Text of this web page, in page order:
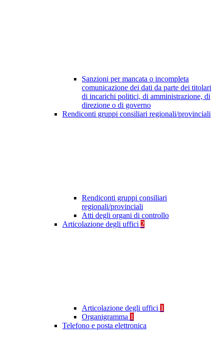
Sanzioni per mancata o incompleta
comunicazione dei dati da parte dei titolari
di incarichi politici, di amministrazione, di
direzione o di governo
Rendiconti gruppi consiliari regionali/provinciali
Rendiconti gruppi consiliari
regionali/provinciali
Atti degli organi di controllo
Articolazione degli uffici 2
Articolazione degli uffici 1
Organigramma 1
Telefono e posta elettronica